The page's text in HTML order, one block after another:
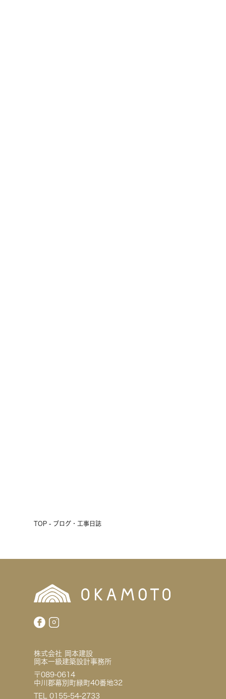
TOP - ブログ・工事日誌
株式会社 岡本建設
岡本一級建築設計事務所
〒089-0614
中川郡幕別町緑町40番地32
TEL 0155-54-2733